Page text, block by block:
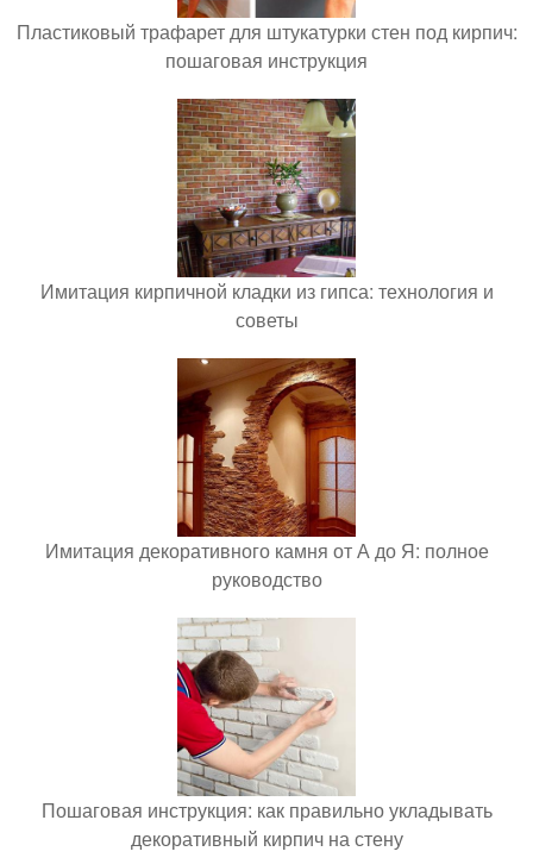
Пластиковый трафарет для штукатурки стен под кирпич:
пошаговая инструкция
Имитация кирпичной кладки из гипса: технология и
советы
Имитация декоративного камня от А до Я: полное
руководство
Пошаговая инструкция: как правильно укладывать
декоративный кирпич на стену